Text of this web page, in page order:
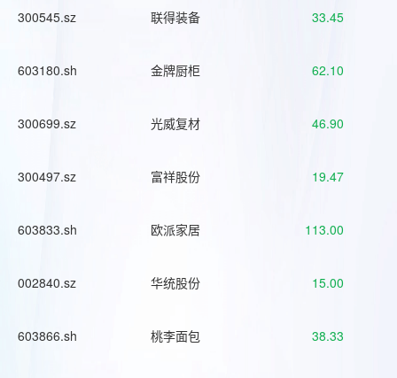
300545.sz 联得装备 33.45
603180.sh 金牌厨柜 62.10
300699.sz 光威复材 46.90
300497.sz 富祥股份 19.47
603833.sh 欧派家居 113.00
002840.sz 华统股份 15.00
603866.sh 桃李面包 38.33